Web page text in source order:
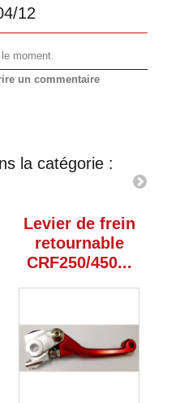
12
moment.
un commentaire
la catégorie :
Levier de frein
retournable
CRF250/450...